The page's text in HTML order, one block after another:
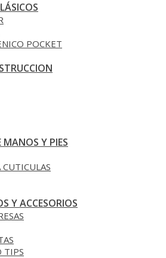
POCKET
MANOS Y PIES
Y ACCESORIOS
TIPS